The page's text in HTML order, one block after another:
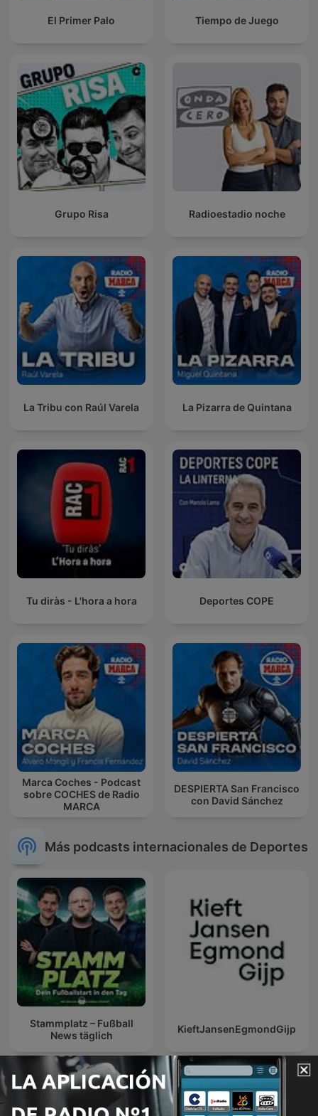
El Primer Palo Tiempo de Juego
Grupo Risa Radioestadio noche
La Tribu con Raúl Varela La Pizarra de Quintana
Tu diràs - L'hora a hora Deportes COPE
Marca Coches - Podcast
sobre COCHES de Radio
MARCA
DESPIERTA San Francisco
con David Sánchez
Más podcasts internacionales de Deportes
Stammplatz – Fußball
News täglich
KieftJansenEgmondGijp